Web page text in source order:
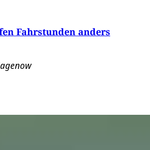
Fahrstunden anders